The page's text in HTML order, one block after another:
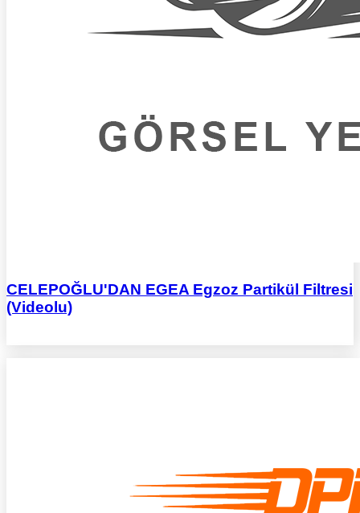
CELEPOĞLU'DAN EGEA Egzoz Partikül Filtresi
(Videolu)